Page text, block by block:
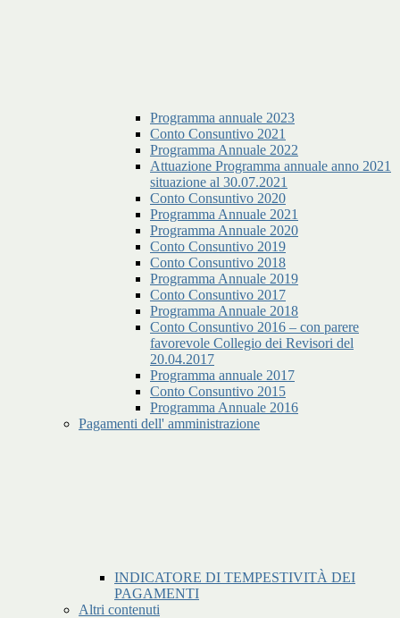
Programma annuale 2023
Conto Consuntivo 2021
Programma Annuale 2022
Attuazione Programma annuale anno 2021
situazione al 30.07.2021
Conto Consuntivo 2020
Programma Annuale 2021
Programma Annuale 2020
Conto Consuntivo 2019
Conto Consuntivo 2018
Programma Annuale 2019
Conto Consuntivo 2017
Programma Annuale 2018
Conto Consuntivo 2016 – con parere
favorevole Collegio dei Revisori del
20.04.2017
Programma annuale 2017
Conto Consuntivo 2015
Programma Annuale 2016
Pagamenti dell' amministrazione
INDICATORE DI TEMPESTIVITÀ DEI
PAGAMENTI
Altri contenuti